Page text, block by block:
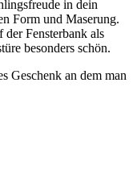
in dein
Form und Maserung.
Fensterbank als
besonders schön.
Geschenk an dem man